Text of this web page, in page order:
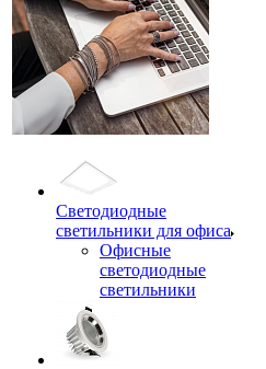
Светодиодные
светильники для офиса
Офисные
светодиодные
светильники